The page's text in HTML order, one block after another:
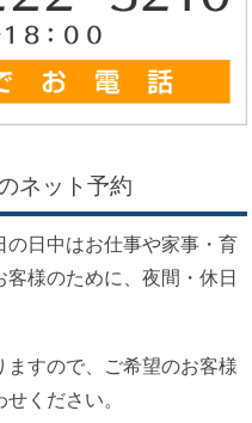
ネット予約
の日中はお仕事や家事・育
様のために、夜間・休日
すので、ご希望のお客様
ください。